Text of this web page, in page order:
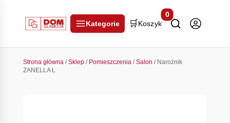
Kategorie 🛒 Koszyk
0
Strona główna/Sklep/ Pomieszczenia/Salon / Narożnik
ZANELLA L